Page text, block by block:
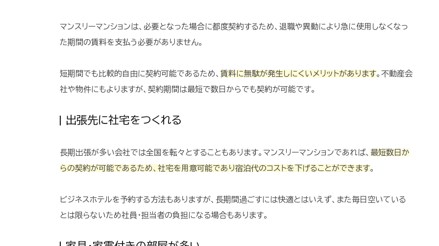
マンスリーマンションは、必要となった場合に都度契約するため、退職や異動により急に使用しなくなっ
た期間の賃料を支払う必要がありません。
短期間でも比較的自由に契約可能であるため、 賃料に無駄が発生しにくいメリットがあります。不動産会
社や物件にもよりますが、契約期間は最短で数日からでも契約が可能です。
出張先に社宅をつくれる
長期出張が多い会社では全国を転々とすることもあります。マンスリーマンションであれば、 最短数日か
らの契約が可能であるため、社宅を用意可能であり宿泊代のコストを下げることができます。
ビジネスホテルを予約する方法もありますが、長期間過ごすには快適とはいえず、また毎日空いている
とは限らないため社員・担当者の負担になる場合もあります。